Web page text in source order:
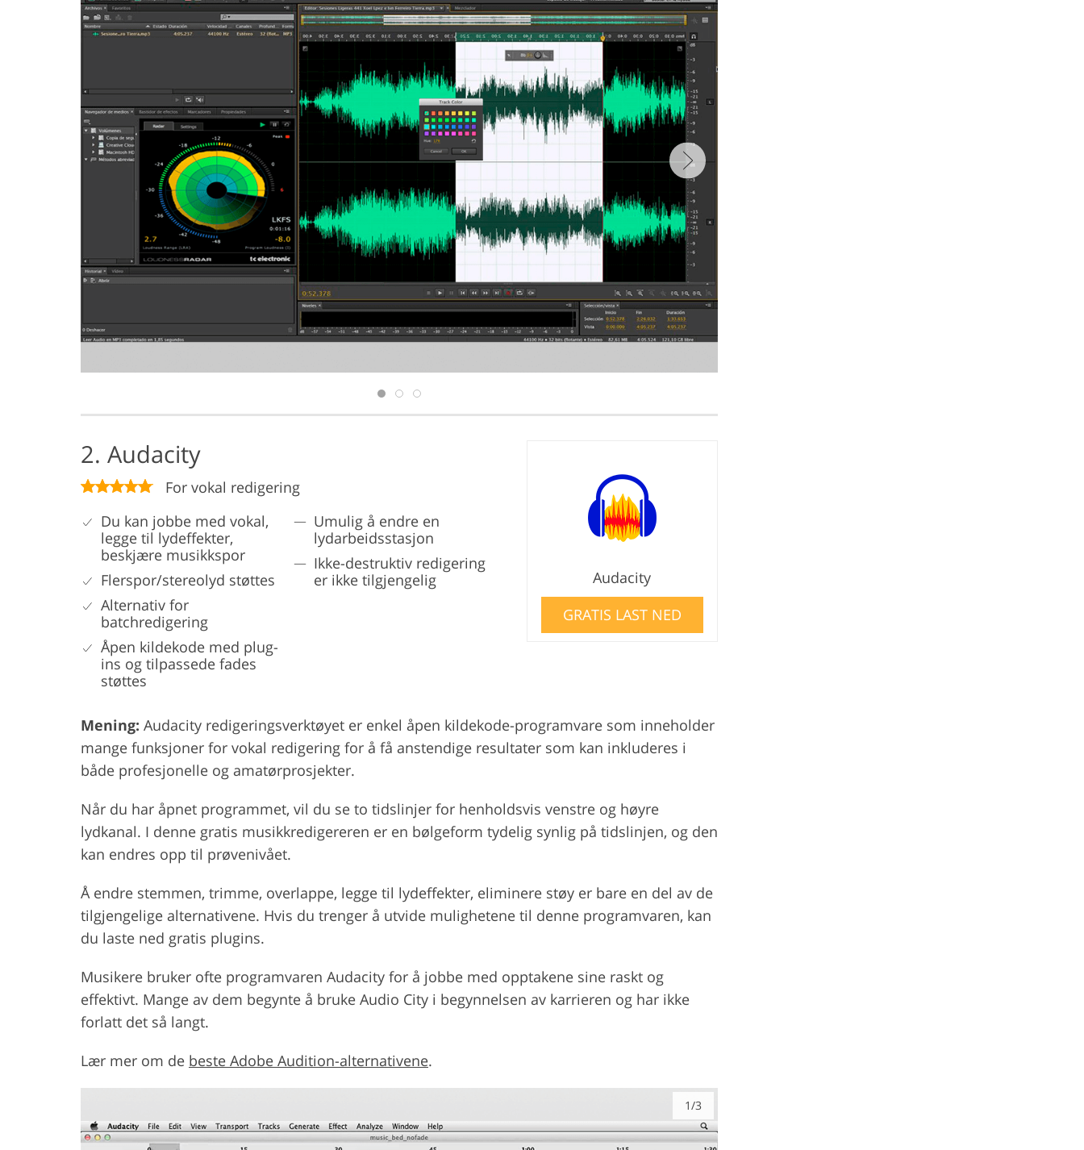
2. Audacity
For vokal redigering
Du kan jobbe med vokal,
legge til lydeffekter,
beskjære musikkspor
Flerspor/stereolyd støttes
Alternativ for
batchredigering
Åpen kildekode med plug-
ins og tilpassede fades
støttes
Umulig å endre en
lydarbeidsstasjon
Ikke-destruktiv redigering
er ikke tilgjengelig
Audacity
GRATIS LAST NED
Mening: Audacity redigeringsverktøyet er enkel åpen kildekode-programvare som inneholder
mange funksjoner for vokal redigering for å få anstendige resultater som kan inkluderes i
både profesjonelle og amatørprosjekter.
Når du har åpnet programmet, vil du se to tidslinjer for henholdsvis venstre og høyre
lydkanal. I denne gratis musikkredigereren er en bølgeform tydelig synlig på tidslinjen, og den
kan endres opp til prøvenivået.
Å endre stemmen, trimme, overlappe, legge til lydeffekter, eliminere støy er bare en del av de
tilgjengelige alternativene. Hvis du trenger å utvide mulighetene til denne programvaren, kan
du laste ned gratis plugins.
Musikere bruker ofte programvaren Audacity for å jobbe med opptakene sine raskt og
effektivt. Mange av dem begynte å bruke Audio City i begynnelsen av karrieren og har ikke
forlatt det så langt.
Lær mer om de beste Adobe Audition-alternativene.
1/3